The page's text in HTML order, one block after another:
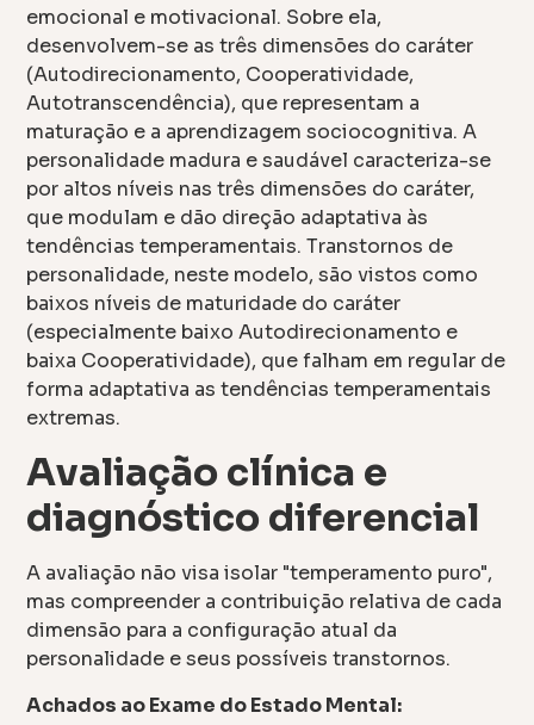
emocional e motivacional. Sobre ela,
desenvolvem-se as três dimensões do caráter
(Autodirecionamento, Cooperatividade,
Autotranscendência), que representam a
maturação e a aprendizagem sociocognitiva. A
personalidade madura e saudável caracteriza-se
por altos níveis nas três dimensões do caráter,
que modulam e dão direção adaptativa às
tendências temperamentais. Transtornos de
personalidade, neste modelo, são vistos como
baixos níveis de maturidade do caráter
(especialmente baixo Autodirecionamento e
baixa Cooperatividade), que falham em regular de
forma adaptativa as tendências temperamentais
extremas.
Avaliação clínica e
diagnóstico diferencial
A avaliação não visa isolar "temperamento puro",
mas compreender a contribuição relativa de cada
dimensão para a configuração atual da
personalidade e seus possíveis transtornos.
Achados ao Exame do Estado Mental: